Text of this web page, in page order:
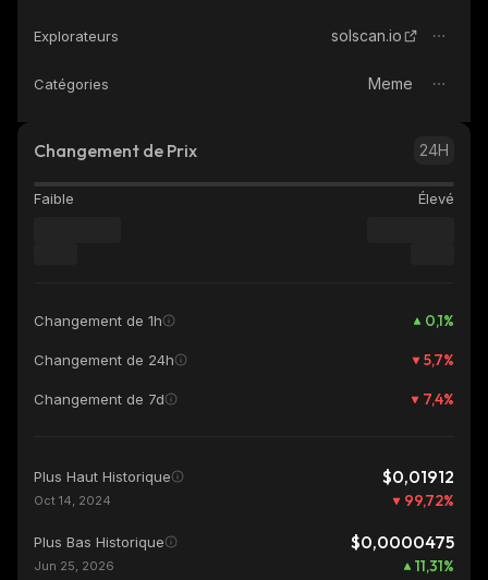
Explorateurs solscan.io
Catégories Meme
Changement de Prix 24H
Faible Élevé
Changement de 1h 0,1%
Changement de 24h 5,7%
Changement de 7d 7,4%
Plus Haut Historique $0,01912
Oct 14, 2024 99,72%
Plus Bas Historique $0,0000475
Jun 25, 2026 11,31%